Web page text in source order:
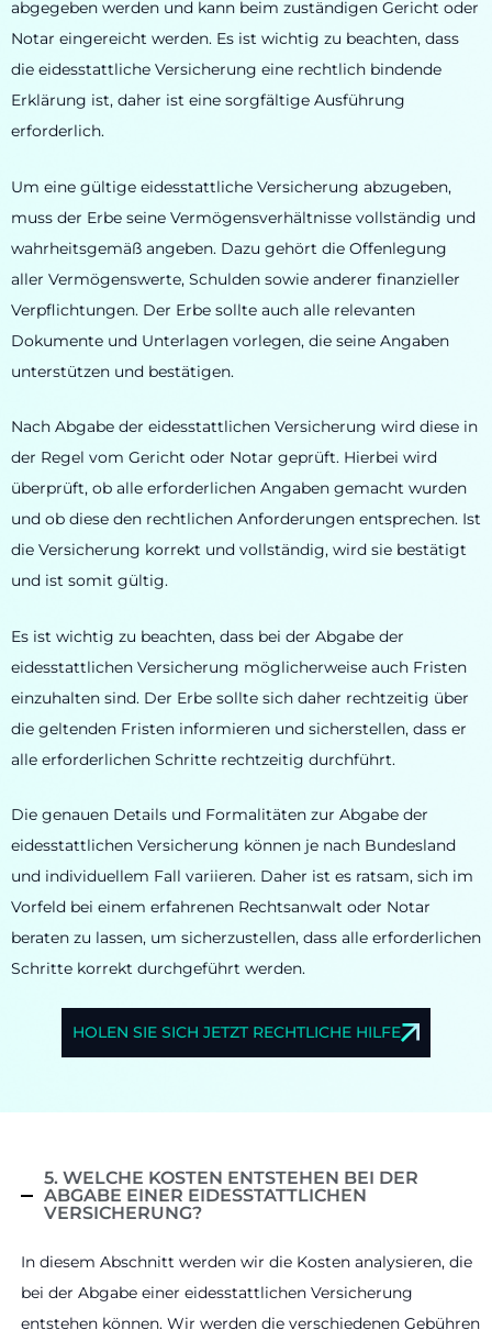
abgegeben werden und kann beim zuständigen Gericht oder
Notar eingereicht werden. Es ist wichtig zu beachten, dass
die eidesstattliche Versicherung eine rechtlich bindende
Erklärung ist, daher ist eine sorgfältige Ausführung
erforderlich.
Um eine gültige eidesstattliche Versicherung abzugeben,
muss der Erbe seine Vermögensverhältnisse vollständig und
wahrheitsgemäß angeben. Dazu gehört die Offenlegung
aller Vermögenswerte, Schulden sowie anderer finanzieller
Verpflichtungen. Der Erbe sollte auch alle relevanten
Dokumente und Unterlagen vorlegen, die seine Angaben
unterstützen und bestätigen.
Nach Abgabe der eidesstattlichen Versicherung wird diese in
der Regel vom Gericht oder Notar geprüft. Hierbei wird
überprüft, ob alle erforderlichen Angaben gemacht wurden
und ob diese den rechtlichen Anforderungen entsprechen. Ist
die Versicherung korrekt und vollständig, wird sie bestätigt
und ist somit gültig.
Es ist wichtig zu beachten, dass bei der Abgabe der
eidesstattlichen Versicherung möglicherweise auch Fristen
einzuhalten sind. Der Erbe sollte sich daher rechtzeitig über
die geltenden Fristen informieren und sicherstellen, dass er
alle erforderlichen Schritte rechtzeitig durchführt.
Die genauen Details und Formalitäten zur Abgabe der
eidesstattlichen Versicherung können je nach Bundesland
und individuellem Fall variieren. Daher ist es ratsam, sich im
Vorfeld bei einem erfahrenen Rechtsanwalt oder Notar
beraten zu lassen, um sicherzustellen, dass alle erforderlichen
Schritte korrekt durchgeführt werden.
HOLEN SIE SICH JETZT RECHTLICHE HILFE
5. WELCHE KOSTEN ENTSTEHEN BEI DER
ABGABE EINER EIDESSTATTLICHEN
VERSICHERUNG?
In diesem Abschnitt werden wir die Kosten analysieren, die
bei der Abgabe einer eidesstattlichen Versicherung
entstehen können. Wir werden die verschiedenen Gebühren